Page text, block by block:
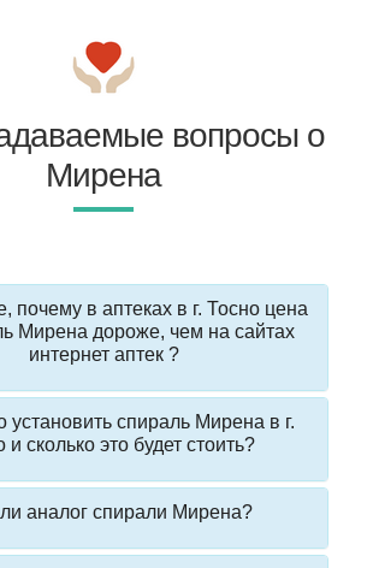
вопросы о
Мирена
почему в аптеках в г. Тосно цена
Мирена дороже, чем на сайтах
интернет аптек ?
установить спираль Мирена в г.
и сколько это будет стоить?
ли аналог спирали Мирена?